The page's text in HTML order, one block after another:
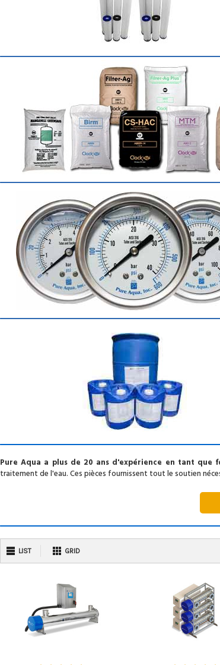
Pure Aqua a plus de 20 ans d'expérience en tant que
traitement de l'eau. Ces pièces fournissent tout le soutien
LIST GRID